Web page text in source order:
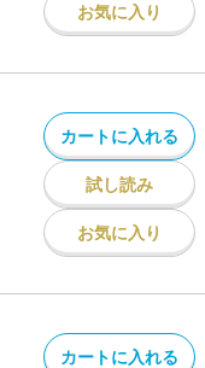
お気に入り
カートに入れる
試し読み
お気に入り
カートに入れる